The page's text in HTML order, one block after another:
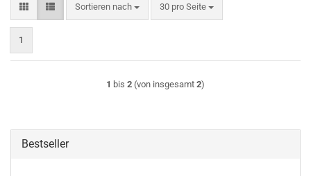
Sortieren nach
Sortieren nach 30 pro Seite
pro Seite
1
1 bis 2 (von insgesamt 2)
Bestseller